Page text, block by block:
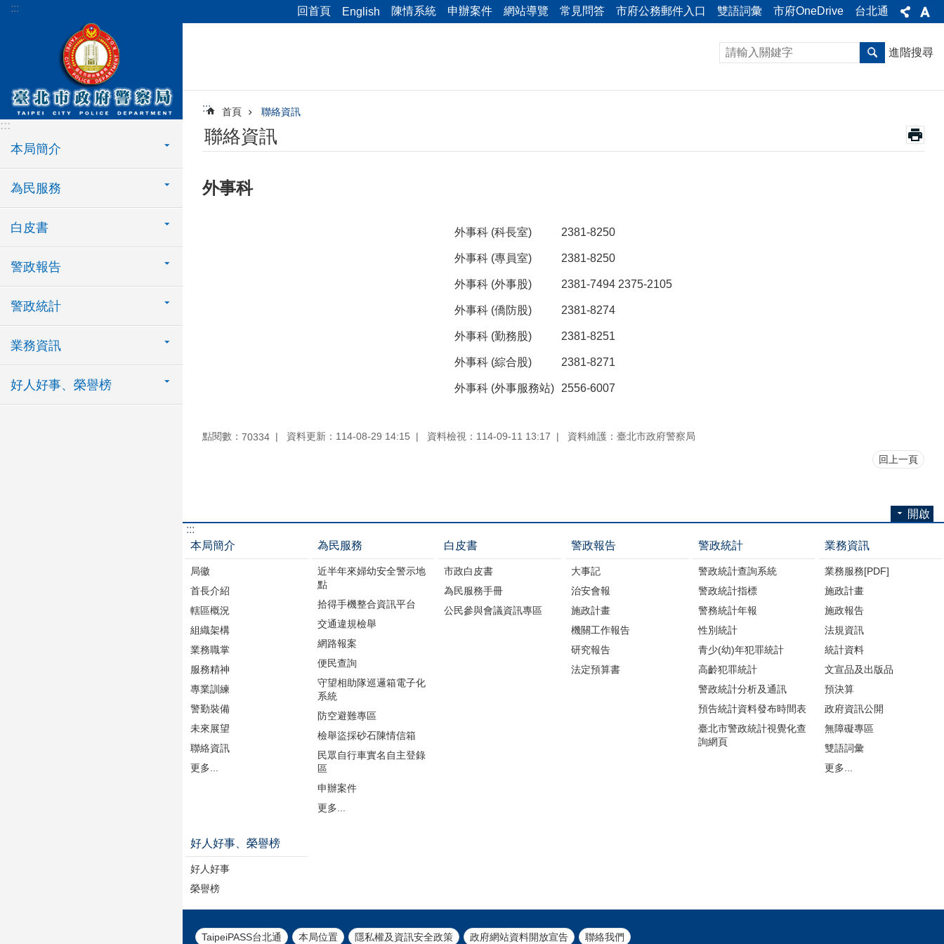
跳到主要內容區塊
::: 回首頁 English 陳情系統 申辦案件 網站導覽 常見問答 市府公務郵件入口 雙語詞彙 市府OneDrive 台北通
:::
本局簡介
為民服務
白皮書
警政報告
警政統計
業務資訊
好人好事、榮譽榜
進階搜尋
::: 首頁 聯絡資訊
聯絡資訊
外事科
外事科 (科長室) 2381-8250
外事科 (專員室) 2381-8250
外事科 (外事股) 2381-7494 2375-2105
外事科 (僑防股) 2381-8274
外事科 (勤務股) 2381-8251
外事科 (綜合股) 2381-8271
外事科 (外事服務站) 2556-6007
點閱數： 70334 資料更新：114-08-29 14:15 資料檢視：114-09-11 13:17 資料維護：臺北市政府警察局
回上一頁
開啟
:::
本局簡介
局徽
首長介紹
轄區概況
組織架構
業務職掌
服務精神
專業訓練
警勤裝備
未來展望
聯絡資訊
更多...
為民服務
近半年來婦幼安全警示地
點
拾得手機整合資訊平台
交通違規檢舉
網路報案
便民查詢
守望相助隊巡邏箱電子化
系統
防空避難專區
檢舉盜採砂石陳情信箱
民眾自行車實名自主登錄
區
申辦案件
更多...
白皮書
市政白皮書
為民服務手冊
公民參與會議資訊專區
警政報告
大事記
治安會報
施政計畫
機關工作報告
研究報告
法定預算書
警政統計
警政統計查詢系統
警政統計指標
警務統計年報
性別統計
青少(幼)年犯罪統計
高齡犯罪統計
警政統計分析及通訊
預告統計資料發布時間表
臺北市警政統計視覺化查
詢網頁
業務資訊
業務服務[PDF]
施政計畫
施政報告
法規資訊
統計資料
文宣品及出版品
預決算
政府資訊公開
無障礙專區
雙語詞彙
更多...
好人好事、榮譽榜
好人好事
榮譽榜
TaipeiPASS台北通 本局位置 隱私權及資訊安全政策 政府網站資料開放宣告 聯絡我們